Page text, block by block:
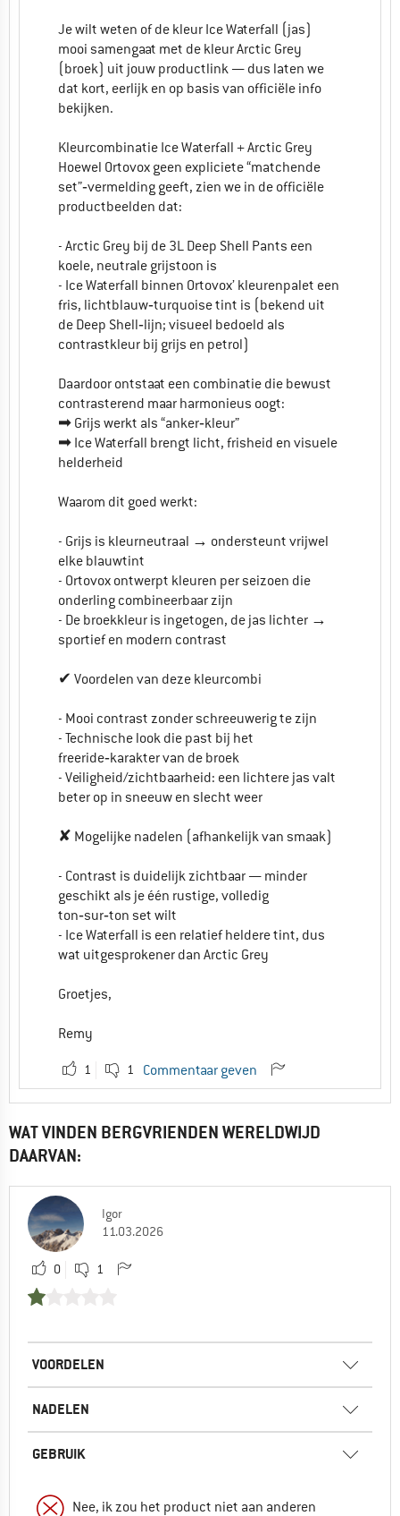
Je wilt weten of de kleur Ice Waterfall (jas)
mooi samengaat met de kleur Arctic Grey
(broek) uit jouw productlink — dus laten we
dat kort, eerlijk en op basis van officiële info
bekijken.
Kleurcombinatie Ice Waterfall + Arctic Grey
Hoewel Ortovox geen expliciete “matchende
set”‑vermelding geeft, zien we in de officiële
productbeelden dat:
- Arctic Grey bij de 3L Deep Shell Pants een
koele, neutrale grijstoon is
- Ice Waterfall binnen Ortovox’ kleurenpalet een
fris, lichtblauw‑turquoise tint is (bekend uit
de Deep Shell‑lijn; visueel bedoeld als
contrastkleur bij grijs en petrol)
Daardoor ontstaat een combinatie die bewust
contrasterend maar harmonieus oogt:
➡ Grijs werkt als “anker‑kleur”
➡ Ice Waterfall brengt licht, frisheid en visuele
helderheid
Waarom dit goed werkt:
- Grijs is kleurneutraal → ondersteunt vrijwel
elke blauwtint
- Ortovox ontwerpt kleuren per seizoen die
onderling combineerbaar zijn
- De broekkleur is ingetogen, de jas lichter →
sportief en modern contrast
✔ Voordelen van deze kleurcombi
- Mooi contrast zonder schreeuwerig te zijn
- Technische look die past bij het
freeride‑karakter van de broek
- Veiligheid/zichtbaarheid: een lichtere jas valt
beter op in sneeuw en slecht weer
✘ Mogelijke nadelen (afhankelijk van smaak)
- Contrast is duidelijk zichtbaar — minder
geschikt als je één rustige, volledig
ton‑sur‑ton set wilt
- Ice Waterfall is een relatief heldere tint, dus
wat uitgesprokener dan Arctic Grey
Groetjes,
Remy
1 1 Commentaar geven
WAT VINDEN BERGVRIENDEN WERELDWIJD
DAARVAN:
Igor
11.03.2026
0 1
VOORDELEN
NADELEN
GEBRUIK
Nee, ik zou het product niet aan anderen